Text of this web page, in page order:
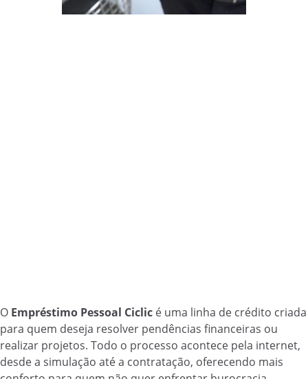
O Empréstimo Pessoal Ciclic é uma linha de crédito criada
para quem deseja resolver pendências financeiras ou
realizar projetos. Todo o processo acontece pela internet,
desde a simulação até a contratação, oferecendo mais